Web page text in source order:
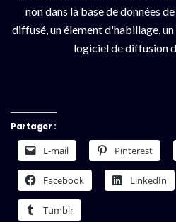
non dans la base de données
diffusé, un élement d'habillage,
logiciel de diffusion
Partager :
E-mail Pinterest
Facebook LinkedIn
Tumblr